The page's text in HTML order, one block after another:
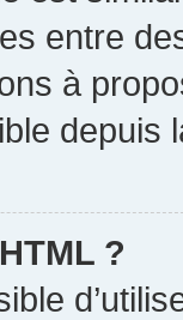
entre
à
depuis
?